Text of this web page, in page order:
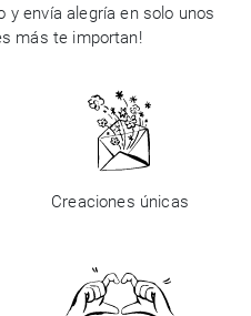
y envía alegría en solo unos
más te importan!
Creaciones únicas